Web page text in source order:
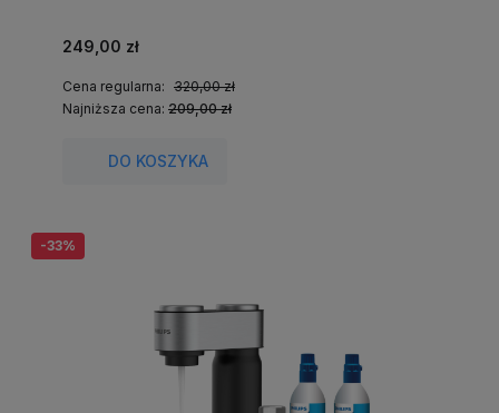
249,00 zł
Cena regularna: 320,00 zł
Najniższa cena: 209,00 zł
DO KOSZYKA
-33%